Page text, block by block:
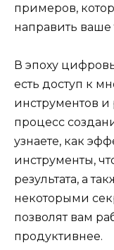
примеров,
направить ваше
В эпоху
есть доступ к
инструментов и
процесс
узнаете, как
инструменты,
результата, а
некоторыми
позволят вам
продуктивнее.